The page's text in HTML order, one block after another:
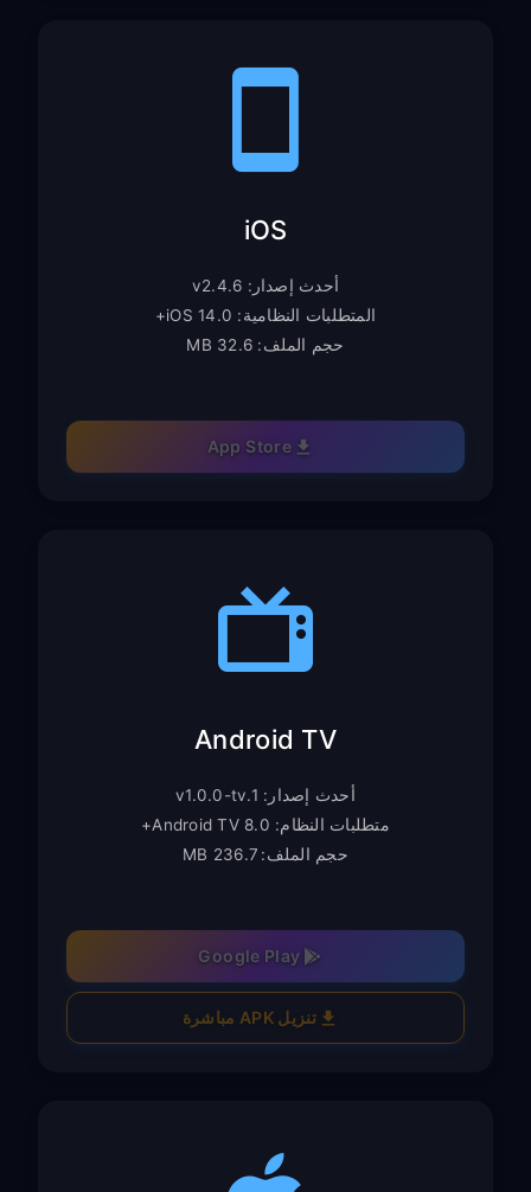
iOS
أحدث إصدار: v2.4.6
المتطلبات النظامية: iOS 14.0+
حجم الملف: 32.6 MB
App Store
Android TV
أحدث إصدار: v1.0.0-tv.1
متطلبات النظام: Android TV 8.0+
حجم الملف: 236.7 MB
Google Play
تنزيل APK مباشرة